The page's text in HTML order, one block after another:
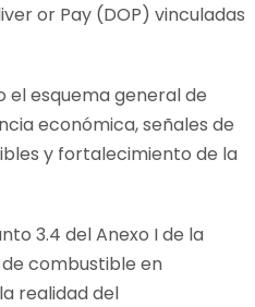
or Pay (DOP) vinculadas
el esquema general de
económica, señales de
y fortalecimiento de la
3.4 del Anexo I de la
combustible en
realidad del